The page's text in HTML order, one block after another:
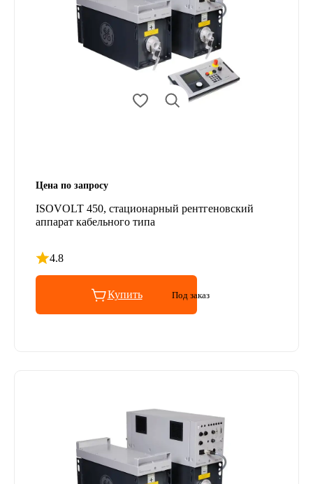
Цена по запросу
ISOVOLT 450, стационарный рентгеновский
аппарат кабельного типа
4.8
Рейтинг 4.8 из 5
Купить Под заказ